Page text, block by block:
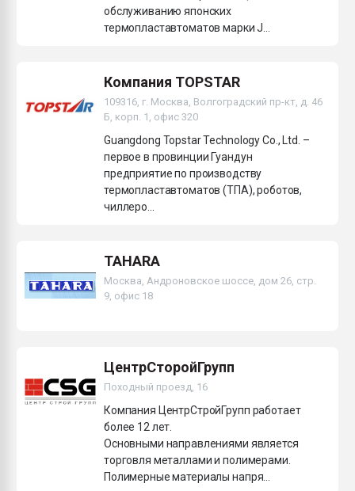
обслуживанию японских
термопластавтоматов марки J...
Компания TOPSTAR
109316, г. Москва, Волгоградский пр-кт, д. 46
Б, корп. 1, офис 320
Guangdong Topstar Technology Co., Ltd. –
первое в провинции Гуандун
предприятие по производству
термопластавтоматов (ТПА), роботов,
чиллеро...
TAHARA
Москва, Андроновское шоссе, дом 26, стр.
9, офис 18
ЦентрСторойГрупп
Походный проезд, 16
Компания ЦентрСтройГрупп работает
более 12 лет.
Основными направлениями является
торговля металлами и полимерами.
Полимерные материалы напря...